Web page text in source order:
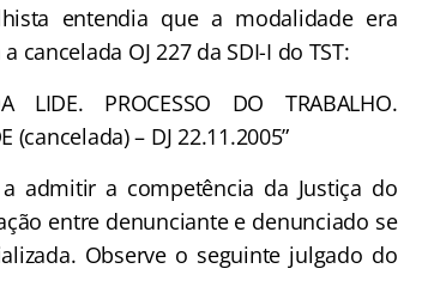
entendia que a modalidade era
cancelada OJ 227 da SDI-I do TST:
LIDE. PROCESSO DO TRABALHO.
(cancelada) – DJ 22.11.2005”
a competência da Justiça do
entre denunciante e denunciado se
Observe o seguinte julgado do